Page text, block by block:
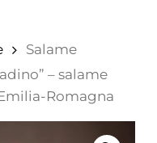
Salame
– salame
Romagna